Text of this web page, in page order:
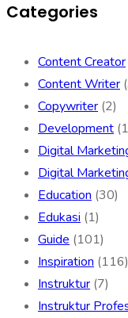
Categories
Content Creator
Content Writer
Copywriter (2)
Development
Digital
Digital
Education (30)
Edukasi (1)
Guide (101)
Inspiration (116)
Instruktur (7)
Instruktur